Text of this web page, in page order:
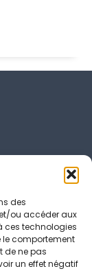
des
ou accéder aux
ces technologies
le comportement
de ne pas
un effet négatif